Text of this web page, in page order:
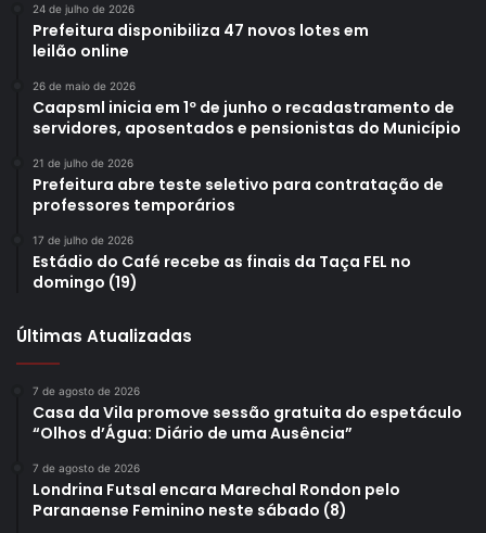
24 de julho de 2026
Prefeitura disponibiliza 47 novos lotes em
leilão online
26 de maio de 2026
Caapsml inicia em 1º de junho o recadastramento de
servidores, aposentados e pensionistas do Município
21 de julho de 2026
Prefeitura abre teste seletivo para contratação de
professores temporários
17 de julho de 2026
Estádio do Café recebe as finais da Taça FEL no
domingo (19)
Últimas Atualizadas
7 de agosto de 2026
Casa da Vila promove sessão gratuita do espetáculo
“Olhos d’Água: Diário de uma Ausência”
7 de agosto de 2026
Londrina Futsal encara Marechal Rondon pelo
Paranaense Feminino neste sábado (8)